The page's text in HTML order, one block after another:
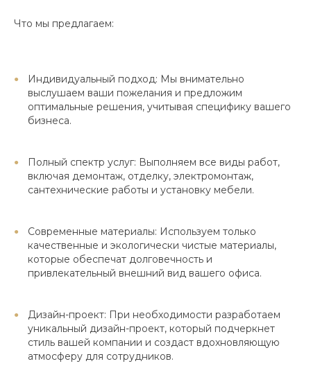
Что мы предлагаем:
Индивидуальный подход: Мы внимательно
выслушаем ваши пожелания и предложим
оптимальные решения, учитывая специфику вашего
бизнеса.
Полный спектр услуг: Выполняем все виды работ,
включая демонтаж, отделку, электромонтаж,
сантехнические работы и установку мебели.
Современные материалы: Используем только
качественные и экологически чистые материалы,
которые обеспечат долговечность и
привлекательный внешний вид вашего офиса.
Дизайн-проект: При необходимости разработаем
уникальный дизайн-проект, который подчеркнет
стиль вашей компании и создаст вдохновляющую
атмосферу для сотрудников.